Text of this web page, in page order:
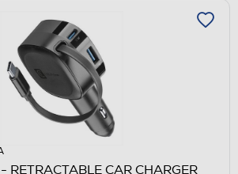
RETRACTABLE CAR CHARGER